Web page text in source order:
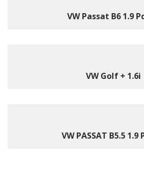
VW Passat B6 1.9
VW Golf + 1.6i
VW PASSAT B5.5 1.9